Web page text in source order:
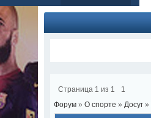
Страница 1 из 1
1
Форум » О спорте » Досуг »